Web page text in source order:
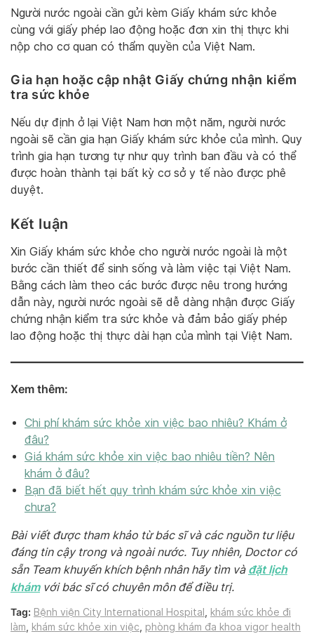
Người nước ngoài cần gửi kèm Giấy khám sức khỏe
cùng với giấy phép lao động hoặc đơn xin thị thực khi
nộp cho cơ quan có thẩm quyền của Việt Nam.
Gia hạn hoặc cập nhật Giấy chứng nhận kiểm
tra sức khỏe
Nếu dự định ở lại Việt Nam hơn một năm, người nước
ngoài sẽ cần gia hạn Giấy khám sức khỏe của mình. Quy
trình gia hạn tương tự như quy trình ban đầu và có thể
được hoàn thành tại bất kỳ cơ sở y tế nào được phê
duyệt.
Kết luận
Xin Giấy khám sức khỏe cho người nước ngoài là một
bước cần thiết để sinh sống và làm việc tại Việt Nam.
Bằng cách làm theo các bước được nêu trong hướng
dẫn này, người nước ngoài sẽ dễ dàng nhận được Giấy
chứng nhận kiểm tra sức khỏe và đảm bảo giấy phép
lao động hoặc thị thực dài hạn của mình tại Việt Nam.
Xem thêm:
Chi phí khám sức khỏe xin việc bao nhiêu? Khám ở
đâu?
Giá khám sức khỏe xin việc bao nhiêu tiền? Nên
khám ở đâu?
Bạn đã biết hết quy trình khám sức khỏe xin việc
chưa?
Bài viết được tham khảo từ bác sĩ và các nguồn tư liệu
đáng tin cậy trong và ngoài nước. Tuy nhiên, Doctor có
sẵn Team khuyến khích bệnh nhân hãy tìm và đặt lịch
khámvới bác sĩ có chuyên môn để điều trị.
Tag: Bệnh viện City International Hospital , khám sức khỏe đi
làm, khám sức khỏe xin việc, phòng khám đa khoa vigor health